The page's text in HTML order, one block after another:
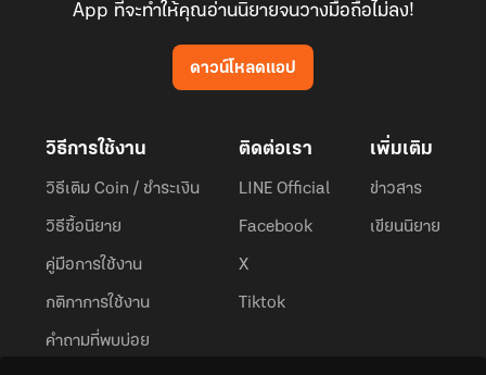
App ที่จะทำให้คุณอ่านนิยายจนวางมือถือไม่ลง!
ดาวน์โหลดแอป
วิธีการใช้งาน
วิธีเติม Coin / ชำระเงิน
วิธีซื้อนิยาย
คู่มือการใช้งาน
กติกาการใช้งาน
คำถามที่พบบ่อย
ติดต่อเรา
LINE Official
Facebook
X
Tiktok
เพิ่มเติม
ข่าวสาร
เขียนนิยาย